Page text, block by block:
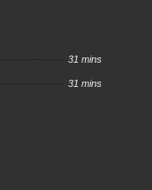
31 mins
31 mins